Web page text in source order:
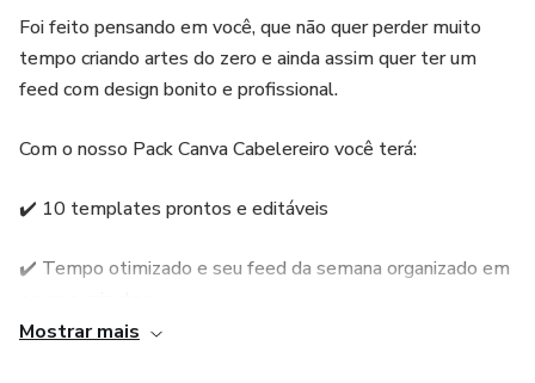
Foi feito pensando em você, que não quer perder muito
tempo criando artes do zero e ainda assim quer ter um
feed com design bonito e profissional.
Com o nosso Pack Canva Cabelereiro você terá:
✔️ 10 templates prontos e editáveis
✔️ Tempo otimizado e seu feed da semana organizado em
Mostrar mais